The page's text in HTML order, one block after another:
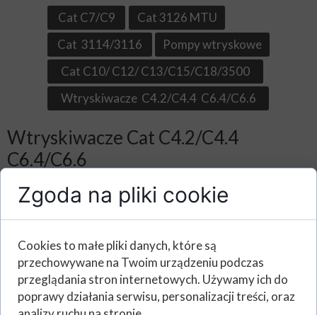
Wtryskiwacze Cat C4.2/C4.4
C6.4/C6.6
Pompy wtryskowe
Cat 3114/3116
Cat C10/ C12/ C13/C15/C18/3500
Cat 3126 MTU
Cat C7/C9
Wtryskiwacze C4.2/C4.4 C6.4/C6.6
2645A737, 2645A738, 2645A746, 32
3200.680, 10R7672, 32F61-
00060, 32F61-
00062, 3264700, 10R7675, 2645A719
, 2645A735,
Zgoda na pliki cookie
Cookies to małe pliki danych, które są
przechowywane na Twoim urządzeniu podczas
przeglądania stron internetowych. Używamy ich do
poprawy działania serwisu, personalizacji treści, oraz